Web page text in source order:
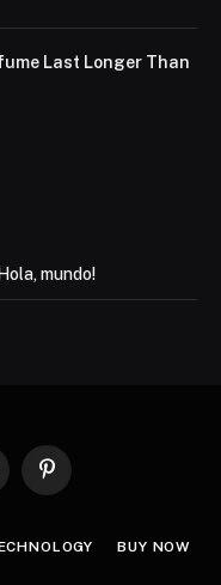
Last Longer Than
mundo!
Pinterest
BUY NOW